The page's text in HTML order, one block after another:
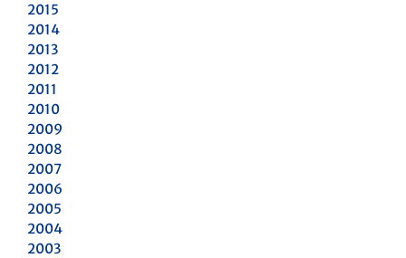
2015
2014
2013
2012
2011
2010
2009
2008
2007
2006
2005
2004
2003